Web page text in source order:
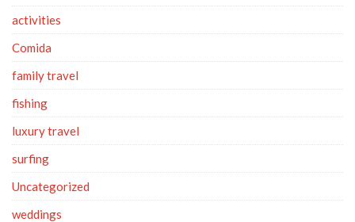
activities
Comida
family travel
fishing
luxury travel
surfing
Uncategorized
weddings